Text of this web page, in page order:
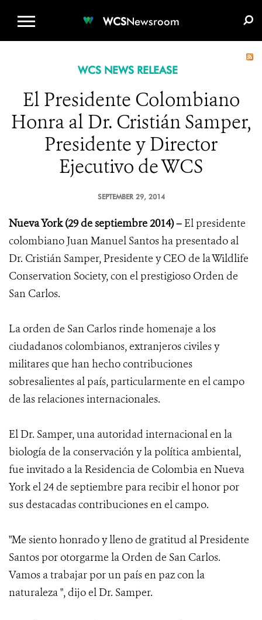
WCSNewsroom
WCS NEWS RELEASE
El Presidente Colombiano
Honra al Dr. Cristián Samper,
Presidente y Director
Ejecutivo de WCS
SEPTEMBER 29, 2014
Nueva York (29 de septiembre 2014) – El presidente
colombiano Juan Manuel Santos ha presentado al
Dr. Cristián Samper, Presidente y CEO de la Wildlife
Conservation Society, con el prestigioso Orden de
San Carlos.
La orden de San Carlos rinde homenaje a los
ciudadanos colombianos, extranjeros civiles y
militares que han hecho contribuciones
sobresalientes al país, particularmente en el campo
de las relaciones internacionales.
El Dr. Samper, una autoridad internacional en la
biología de la conservación y la política ambiental,
fue invitado a la Residencia de Colombia en Nueva
York el 24 de septiembre para recibir el honor por
sus destacadas contribuciones en el campo.
"Me siento honrado y lleno de gratitud al Presidente
Santos por otorgarme la Orden de San Carlos.
Vamos a trabajar por un país en paz con la
naturaleza ", dijo el Dr. Samper.